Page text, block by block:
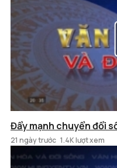
Đẩy mạnh chuyển đổi
21 ngày trước 1.4K lượt xem